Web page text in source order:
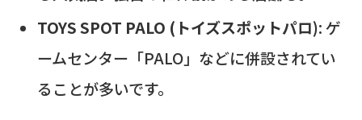
TOYS SPOT PALO (トイズスポットパロ): ゲ
ームセンター「PALO」などに併設されてい
ることが多いです。